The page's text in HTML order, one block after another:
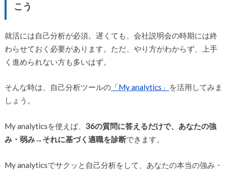
こう
就活には自己分析が必須。遅くても、会社説明会の時期には終
わらせておく必要があります。ただ、やり方がわからず、上手
く進められない方も多いはず。
そんな時は、自己分析ツールの「My analytics」
を活用してみま
しょう。
My analyticsを使えば、 36の質問に答えるだけで、あなたの強
み・弱み→それに基づく適職を診断できます。
My analyticsでサクッと自己分析をして、あなたの本当の強み・